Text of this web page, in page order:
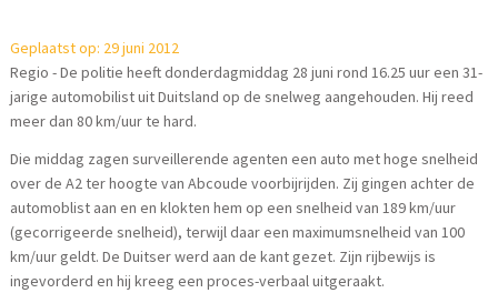
Geplaatst op: 29 juni 2012
Regio - De politie heeft donderdagmiddag 28 juni rond 16.25 uur een 31-
jarige automobilist uit Duitsland op de snelweg aangehouden. Hij reed
meer dan 80 km/uur te hard.
Die middag zagen surveillerende agenten een auto met hoge snelheid
over de A2 ter hoogte van Abcoude voorbijrijden. Zij gingen achter de
automoblist aan en en klokten hem op een snelheid van 189 km/uur
(gecorrigeerde snelheid), terwijl daar een maximumsnelheid van 100
km/uur geldt. De Duitser werd aan de kant gezet. Zijn rijbewijs is
ingevorderd en hij kreeg een proces-verbaal uitgeraakt.